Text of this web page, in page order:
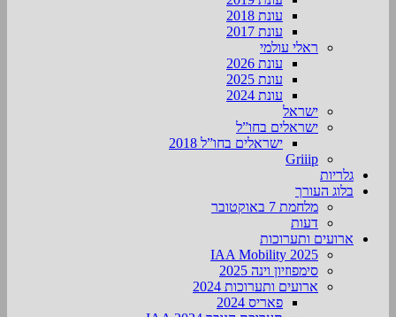
עונת 2018
עונת 2017
ראלי עולמי
עונת 2026
עונת 2025
עונת 2024
ישראל
ישראלים בחו”ל
ישראלים בחו”ל 2018
Griiip
גלריות
בלוג העורך
מלחמת 7 באוקטובר
דעות
ארועים ותערוכות
2025 IAA Mobility
סימפוזיון וינה 2025
ארועים ותערוכות 2024
פאריס 2024